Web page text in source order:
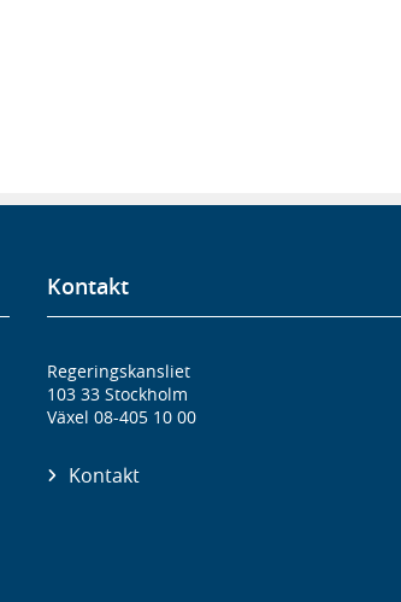
Kontakt
Regeringskansliet
103 33 Stockholm
Växel 08-405 10 00
Kontakt